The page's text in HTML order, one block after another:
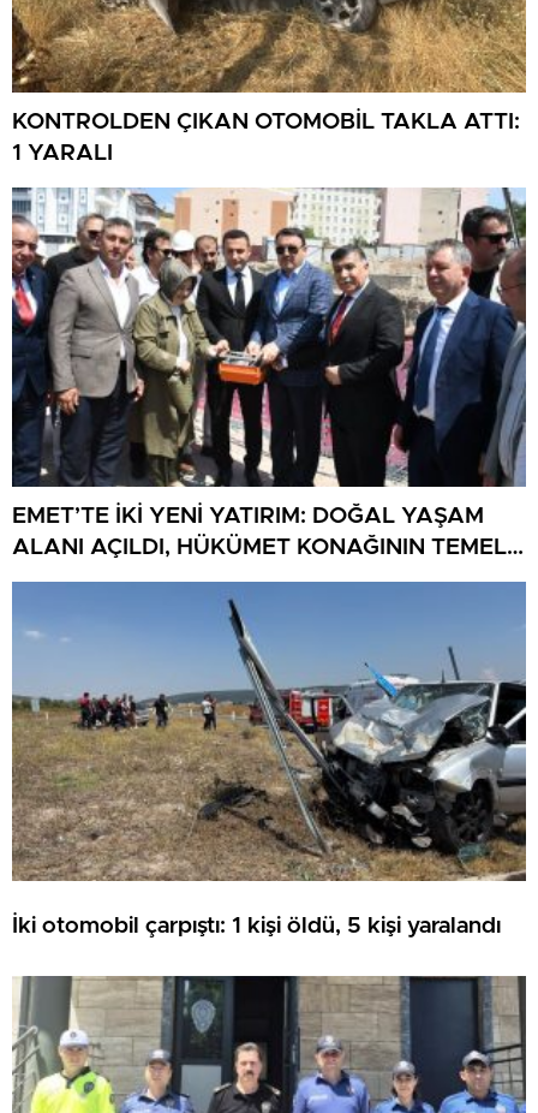
KONTROLDEN ÇIKAN OTOMOBİL TAKLA ATTI:
1 YARALI
EMET’TE İKİ YENİ YATIRIM: DOĞAL YAŞAM
ALANI AÇILDI, HÜKÜMET KONAĞININ TEMELİ
ATILDI
İki otomobil çarpıştı: 1 kişi öldü, 5 kişi yaralandı